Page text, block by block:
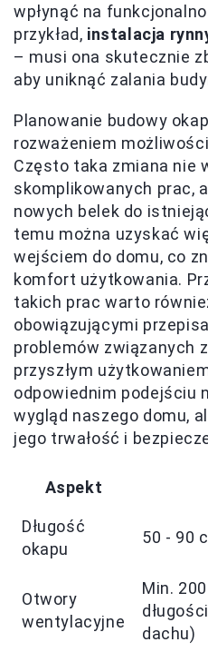
wpłynąć na
przykład, instalacja
– musi ona skutecznie
aby uniknąć zalania
Planowanie budowy
rozważeniem
Często taka zmiana nie
skomplikowanych prac,
nowych belek do
temu można uzyskać
wejściem do domu, co
komfort użytkowania.
takich prac warto
obowiązującymi
problemów związanych
przyszłym
odpowiednim podejściu
wygląd naszego domu,
jego trwałość i
Aspekt
Długość
okapu
50 - 90
Otwory
wentylacyjne
Min.
dachu)